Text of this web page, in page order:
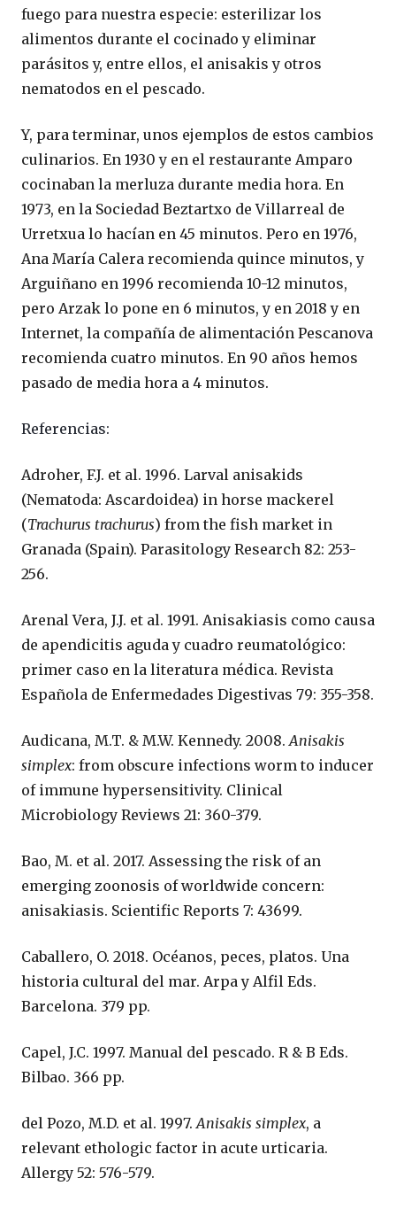
fuego para nuestra especie: esterilizar los
alimentos durante el cocinado y eliminar
parásitos y, entre ellos, el anisakis y otros
nematodos en el pescado.
Y, para terminar, unos ejemplos de estos cambios
culinarios. En 1930 y en el restaurante Amparo
cocinaban la merluza durante media hora. En
1973, en la Sociedad Beztartxo de Villarreal de
Urretxua lo hacían en 45 minutos. Pero en 1976,
Ana María Calera recomienda quince minutos, y
Arguiñano en 1996 recomienda 10-12 minutos,
pero Arzak lo pone en 6 minutos, y en 2018 y en
Internet, la compañía de alimentación Pescanova
recomienda cuatro minutos. En 90 años hemos
pasado de media hora a 4 minutos.
Referencias:
Adroher, F.J. et al. 1996. Larval anisakids
(Nematoda: Ascardoidea) in horse mackerel
(Trachurus trachurus) from the fish market in
Granada (Spain). Parasitology Research 82: 253-
256.
Arenal Vera, J.J. et al. 1991. Anisakiasis como causa
de apendicitis aguda y cuadro reumatológico:
primer caso en la literatura médica. Revista
Española de Enfermedades Digestivas 79: 355-358.
Audicana, M.T. & M.W. Kennedy. 2008.Anisakis
simplex: from obscure infections worm to inducer
of immune hypersensitivity. Clinical
Microbiology Reviews 21: 360-379.
Bao, M. et al. 2017. Assessing the risk of an
emerging zoonosis of worldwide concern:
anisakiasis. Scientific Reports 7: 43699.
Caballero, O. 2018. Océanos, peces, platos. Una
historia cultural del mar. Arpa y Alfil Eds.
Barcelona. 379 pp.
Capel, J.C. 1997. Manual del pescado. R & B Eds.
Bilbao. 366 pp.
del Pozo, M.D. et al. 1997.Anisakis simplex, a
relevant ethologic factor in acute urticaria.
Allergy 52: 576-579.